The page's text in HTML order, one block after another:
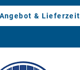
Angebot &